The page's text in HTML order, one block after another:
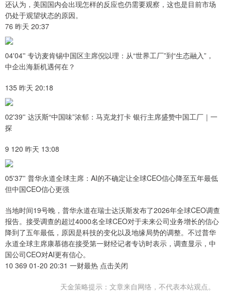
还认为，美国国内会出现怎样的反应也仍需要观察，这也是目前市场
仍处于观望状态的原因。
76 昨天 20:37
04'04'' 专访麦肯锡中国区主席倪以理：从“世界工厂”到“生态融入”，
中企出海新机遇何在？
135 昨天 20:18
02'39'' 达沃斯“中国味”浓郁：马克龙打卡 银行主席盛赞中国工厂｜一
探
9 120 昨天 13:08
05'37'' 普华永道全球主席：AI的不确定让全球CEO信心降至五年最低
但中国CEO信心更强
当地时间19号晚，普华永道在瑞士达沃斯发布了2026年全球CEO调查
报告。接受调查的超过4000名全球CEO对于未来公司业务增长的信心
降到了五年最低，原因是科技的变化以及地缘局势的调整。不过普华
永道全球主席康慕德在接受第一财经记者专访时表示，调查显示，中
国公司CEO对AI更有信心。
10 369 01-20 20:31 一财最热 点击关闭
天金策略提示：文章来自网络，不代表本站观点。